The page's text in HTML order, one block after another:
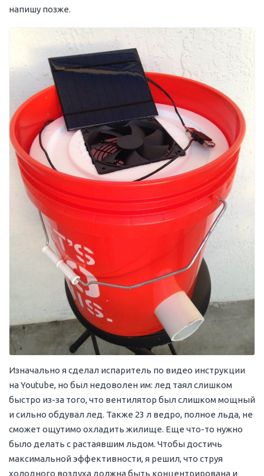
напишу позже.
Изначально я сделал испаритель по видео инструкции
на Youtube, но был недоволен им: лед таял слишком
быстро из-за того, что вентилятор был слишком мощный
и сильно обдувал лед. Также 23 л ведро, полное льда, не
сможет ощутимо охладить жилище. Еще что-то нужно
было делать с растаявшим льдом. Чтобы достичь
максимальной эффективности, я решил, что струя
холодного воздуха должна быть концентрирована и